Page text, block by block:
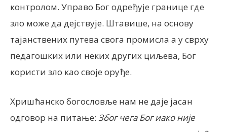
контролом. Управо Бог одређује границе где
зло може да дејствује. Штавише, на основу
тајанствених путева свога промисла а у сврху
педагошких или неких других циљева, Бог
користи зло као своје оруђе.
Хришћанско богословље нам не даје јасан
одговор на питање: Због чега Бог иако није